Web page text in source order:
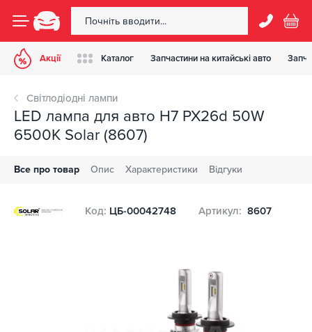
Акції Каталог Запчастини на китайські авто
Світлодіодні лампи
LED лампа для авто H7 PX26d 50W
6500K Solar (8607)
Все про товар Опис Характеристики Відгуки
Код: ЦБ-00042748 Артикул: 8607